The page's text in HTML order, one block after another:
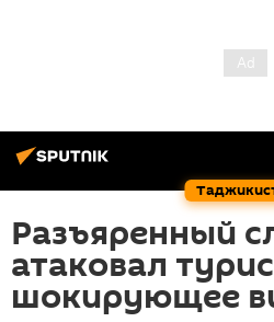
Разъяренный
атаковал
шокирующее